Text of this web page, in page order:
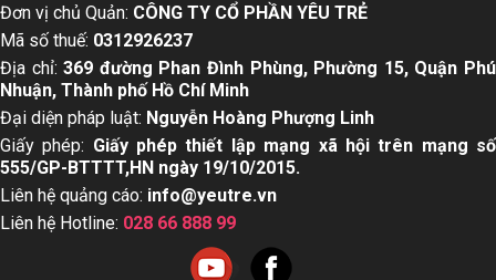
Đơn vị chủ Quản: CÔNG TY CỔ PHẦN YÊU TRẺ
Mã số thuế: 0312926237
Địa chỉ:369 đường Phan Đình Phùng, Phường 15, Quận Phú
Nhuận, Thành phố Hồ Chí Minh
Đại diện pháp luật: Nguyễn Hoàng Phượng Linh
Giấy phép: Giấy phép thiết lập mạng xã hội trên mạng số
555/GP-BTTTT,HN ngày 19/10/2015.
Liên hệ quảng cáo: info@yeutre.vn
Liên hệ Hotline: 028 66 888 99